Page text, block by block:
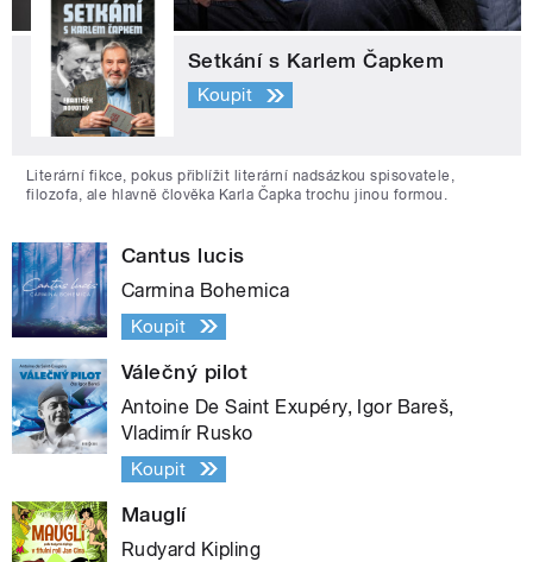
Setkání s Karlem Čapkem
Koupit
Literární fikce, pokus přiblížit literární nadsázkou spisovatele,
filozofa, ale hlavně člověka Karla Čapka trochu jinou formou.
Cantus lucis
Carmina Bohemica
Koupit
Válečný pilot
Antoine De Saint Exupéry, Igor Bareš,
Vladimír Rusko
Koupit
Mauglí
Rudyard Kipling